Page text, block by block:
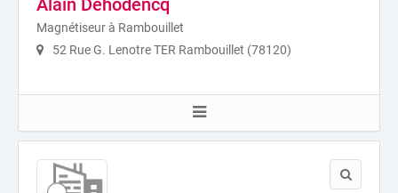
Alain Dehodencq
Magnétiseur à Rambouillet
52 Rue G. Lenotre TER Rambouillet (78120)